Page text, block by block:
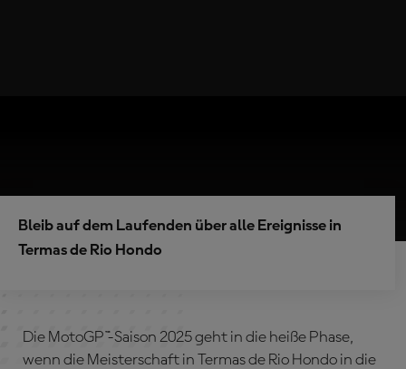
Bleib auf dem Laufenden über alle Ereignisse in
Termas de Rio Hondo
Die MotoGP™-Saison 2025 geht in die heiße Phase,
wenn die Meisterschaft in Termas de Rio Hondo in die